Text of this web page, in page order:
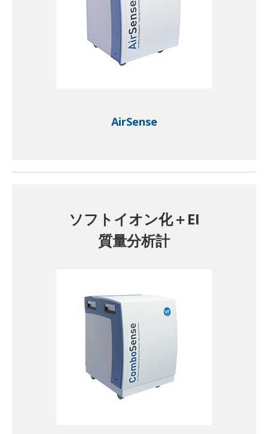
AirSense
ソフトイオン化＋EI
質量分析計